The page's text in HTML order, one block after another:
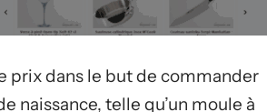
prix dans le but de commander
naissance, telle qu’un moule à